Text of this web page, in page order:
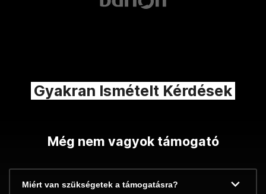
Gyakran Ismételt Kérdések
Még nem vagyok támogató
Miért van szükségetek a támogatásra?